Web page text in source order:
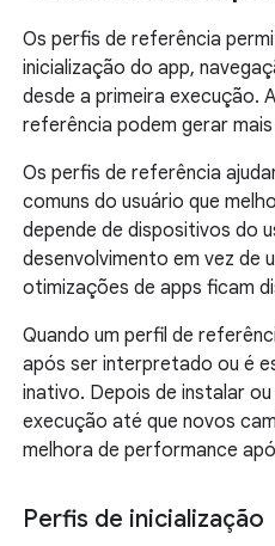
Os perfis de referência
inicialização do app,
desde a primeira execução.
referência podem gerar
Os perfis de referência
comuns do usuário que
depende de dispositivos do
desenvolvimento em vez de
otimizações de apps ficam
Quando um perfil de
após ser interpretado ou é
inativo. Depois de instalar
execução até que novos
melhora de performance
Perfis de inicialização